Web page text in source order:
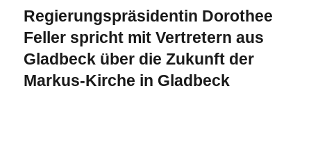
Vorheriger
Beitrag:
Regierungspräsidentin Dorothee
Feller spricht mit Vertretern aus
Gladbeck über die Zukunft der
Markus-Kirche in Gladbeck